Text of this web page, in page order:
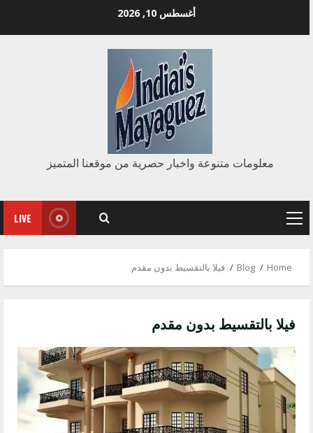
أغسطس 10, 2026
معلومات متنوعة واخبار حصرية من موقعنا المتميز
Primary
LIVE
Home
Blog فيلا بالتقسيط بدون مقدم
فيلا بالتقسيط بدون مقدم